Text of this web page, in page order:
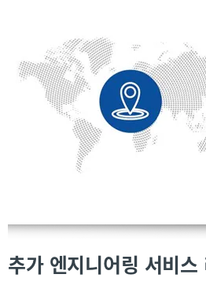
추가 엔지니어링 서비스